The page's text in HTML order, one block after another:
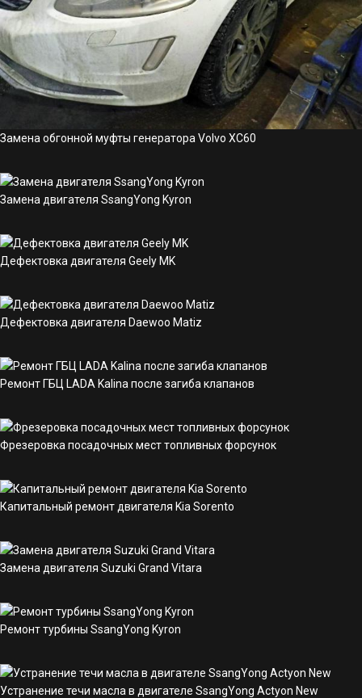
Замена обгонной муфты генератора Volvo XC60
Замена двигателя SsangYong Kyron
Дефектовка двигателя Geely MK
Дефектовка двигателя Daewoo Matiz
Ремонт ГБЦ LADA Kalina после загиба клапанов
Фрезеровка посадочных мест топливных форсунок
Капитальный ремонт двигателя Kia Sorento
Замена двигателя Suzuki Grand Vitara
Ремонт турбины SsangYong Kyron
Устранение течи масла в двигателе SsangYong Actyon New